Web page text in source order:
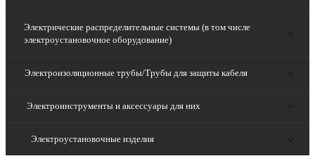
Электрические распределительные системы (в том числе
электроустановочное оборудование)
Электроизоляционные трубы/Трубы для защиты кабеля
Электроинструменты и аксессуары для них
Электроустановочные изделия